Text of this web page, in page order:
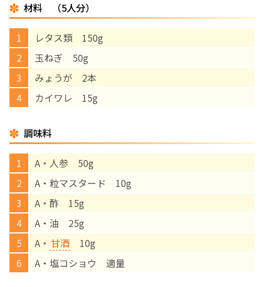
材料 （5人分）
レタス類 150g
玉ねぎ 50g
みょうが 2本
カイワレ 15g
調味料
A・人参 50g
A・粒マスタード 10g
A・酢 15g
A・油 25g
A・ 甘酒 10g
A・塩コショウ 適量
‘さんルーム’ でさまざまな講座・クラス
遠方にお住まいで当院での出産を希望される方へ